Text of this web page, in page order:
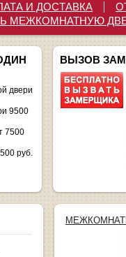
И ДОСТАВКА
МЕЖКОМНАТНУЮ
двери
9500
7500
руб.
ВЫЗОВ